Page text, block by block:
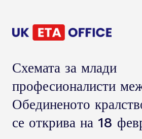
Схемата за млади
професионалисти
Обединеното
се открива на 18